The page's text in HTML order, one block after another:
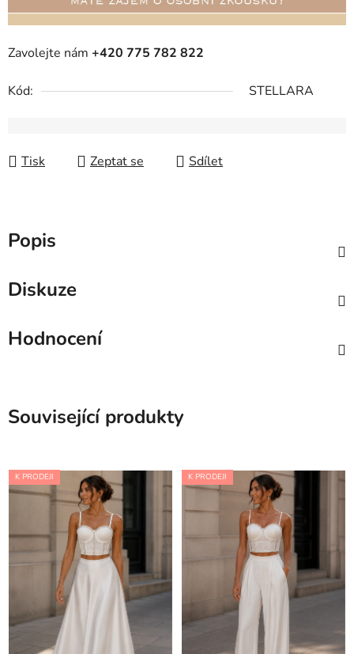
Zavolejte nám +420 775 782 822
Kód: STELLARA
Tisk Zeptat se Sdílet
Popis
Diskuze
Hodnocení
Související produkty
K PRODEJI K PRODEJI